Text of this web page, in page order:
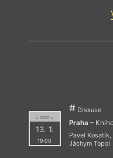
= 2022 =
13. 1.
19:00
Diskuse
Praha –
Pavel Kosatík,
Jáchym Topol